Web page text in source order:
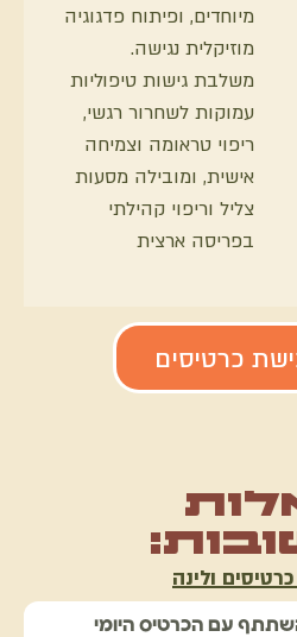
מיוחדים, ופיתוח פדגוגיה
מוזיקלית נגישה.
משלבת גישות טיפוליות
עמוקות לשחרור רגשי,
ריפוי טראומה וצמיחה
אישית, ומובילה מסעות
צליל וריפוי קהילתי
בפריסה ארצית
כרטיסים
ולינה
עם הכרטיס היומי